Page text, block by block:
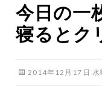
今日の一
寝るとク
2014年12月17日 水